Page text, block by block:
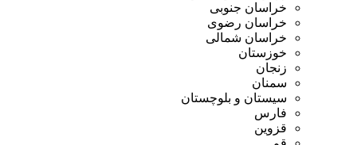
خراسان جنوبی
خراسان رضوی
خراسان شمالی
خوزستان
زنجان
سمنان
سیستان و بلوچستان
فارس
قزوین